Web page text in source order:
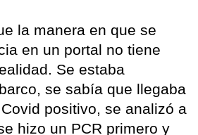
la manera en que se
en un portal no tiene
Se estaba
se sabía que llegaba
positivo, se analizó a
hizo un PCR primero y